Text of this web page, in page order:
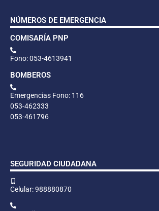
NÚMEROS DE EMERGENCIA
COMISARÍA PNP
Fono: 053-4613941
BOMBEROS
Emergencias Fono: 116
053-462333
053-461796
SEGURIDAD CIUDADANA
Celular: 988880870